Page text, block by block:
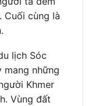
Cuối cùng là
lịch Sóc
mang những
Khmer
Vùng đất